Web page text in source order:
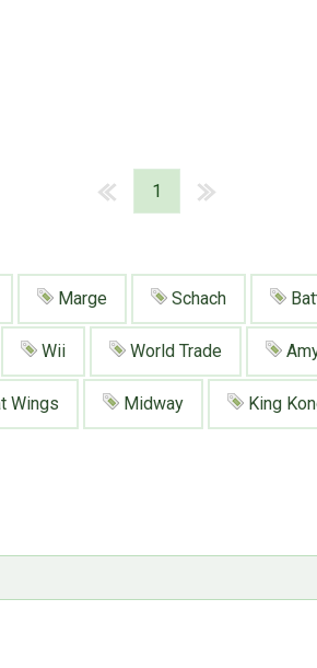
1
Marge Schach
Wii World Trade
Wings Midway King